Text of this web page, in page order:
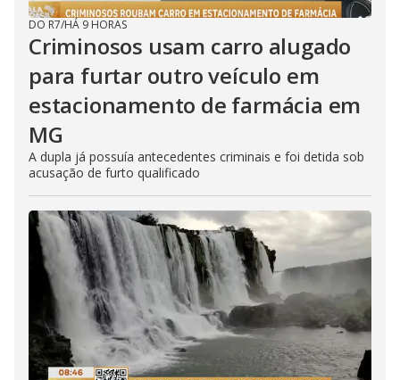
DO R7/HÁ 9 HORAS
Criminosos usam carro alugado
para furtar outro veículo em
estacionamento de farmácia em
MG
A dupla já possuía antecedentes criminais e foi detida sob
acusação de furto qualificado